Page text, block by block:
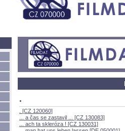
.
. [CZ 120060]
... a čas se zastavil ... [CZ 130083]
... ach ta skleróza ! [CZ 130031]